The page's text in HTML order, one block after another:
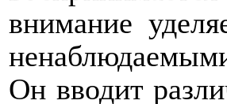
внимание
Он вводит